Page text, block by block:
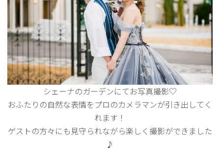
シェーナのガーデンにてお写真撮影♡
おふたりの自然な表情をプロのカメラマンが引き出してく
れます！
ゲストの方々にも見守られながら楽しく撮影ができました
♪